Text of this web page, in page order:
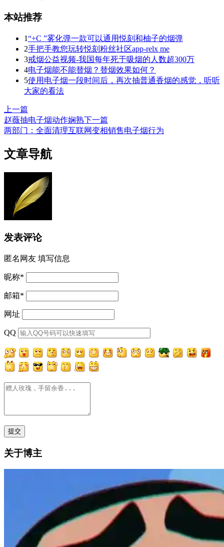
本站推荐
1“+C ”雾化弹一款可以通用悦刻和柚子的烟弹
2手把手教您玩转悦刻粉丝社区app-relx me
3戒烟公益视频-我国每年死于吸烟的人数超300万
4电子烟能不能替烟？替烟效果如何？
5使用电子烟一段时间后，再次抽普通香烟的感觉，听听
大家的看法
上一篇
赵薇抽电子烟动作娴熟下一篇
两部门：全面清理互联网变相销售电子烟行为
文章导航
发表评论
匿名网友 填写信息
昵称*
邮箱*
网址
QQ
关于博主